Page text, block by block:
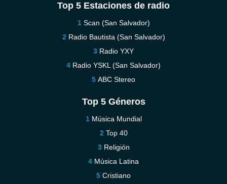
Top 5 Estaciones de radio
Scan (San Salvador)
Radio Bautista (San Salvador)
Radio YXY
Radio YSKL (San Salvador)
ABC Stereo
Top 5 Géneros
Música Mundial
Top 40
Religión
Música Latina
Cristiano